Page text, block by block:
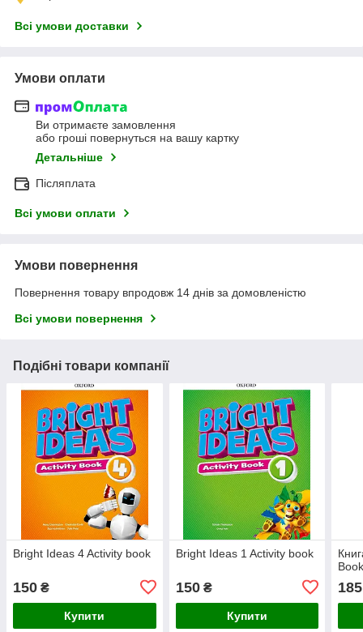
Всі умови доставки
Умови оплати
Ви отримаєте замовлення
або гроші повернуться на вашу картку
Детальніше
Післяплата
Всі умови оплати
Умови повернення
Повернення товару впродовж 14 днів за домовленістю
Всі умови повернення
Подібні товари компанії
Bright Ideas 4 Activity book
150 ₴
Купити
Bright Ideas 1 Activity book
150₴
Купити
185